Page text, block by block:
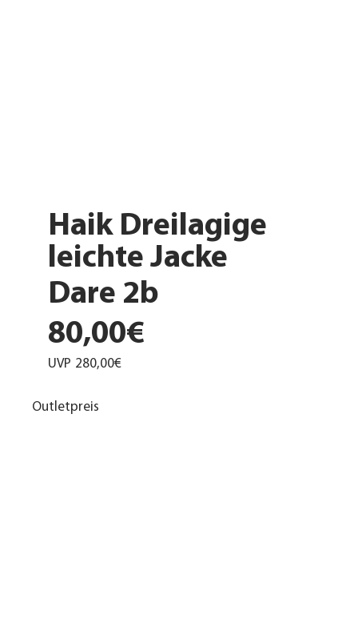
Haik Dreilagige
leichte Jacke
Dare 2b
80,00€
UVP 280,00€
Outletpreis